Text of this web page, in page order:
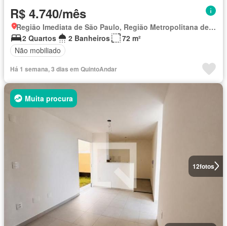
R$ 4.740/mês
Região Imediata de São Paulo, Região Metropolitana de São Paulo
2 Quartos
2 Banheiros
72 m²
Não mobiliado
Há 1 semana, 3 dias em QuintoAndar
12fotos
Muita procura